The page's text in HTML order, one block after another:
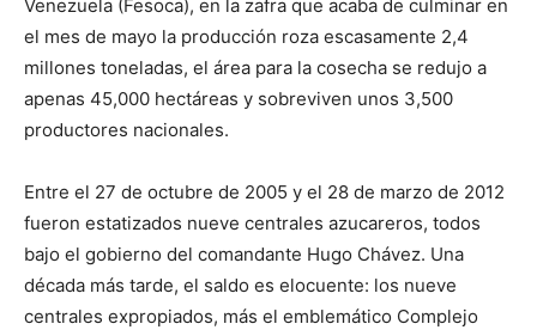
Venezuela (Fesoca), en la zafra que acaba de culminar en
el mes de mayo la producción roza escasamente 2,4
millones toneladas, el área para la cosecha se redujo a
apenas 45,000 hectáreas y sobreviven unos 3,500
productores nacionales.
Entre el 27 de octubre de 2005 y el 28 de marzo de 2012
fueron estatizados nueve centrales azucareros, todos
bajo el gobierno del comandante Hugo Chávez. Una
década más tarde, el saldo es elocuente: los nueve
centrales expropiados, más el emblemático Complejo